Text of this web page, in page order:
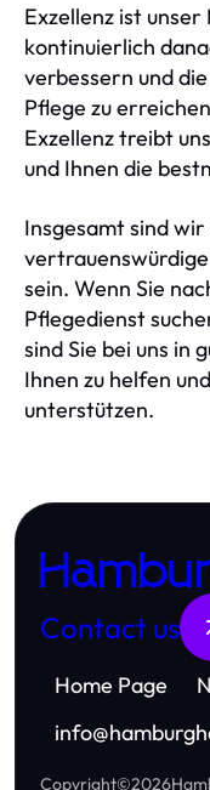
Exzellenz ist
kontinuierlich
verbessern und
Pflege zu
Exzellenz treibt
und Ihnen die
Insgesamt sind
sein. Wenn Sie
Pflegedienst
sind Sie bei uns in
Ihnen zu helfen
unterstützen.
Contact us
Home Page
info@
Copyright©2026